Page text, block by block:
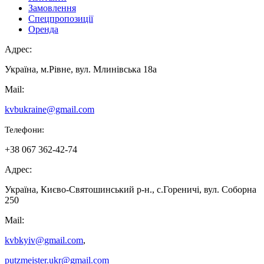
Замовлення
Спецпропозиції
Оренда
Адрес:
Україна, м.Рівне, вул. Млинівська 18а
Mail:
kvbukraine@gmail.com
Телефони:
+38 067 362-42-74
Адрес:
Україна, Києво-Святошинський р-н., с.Гореничі, вул. Соборна
250
Mail:
kvbkyiv@gmail.com,
putzmeister.ukr@gmail.com